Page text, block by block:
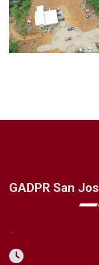
GADPR San
...